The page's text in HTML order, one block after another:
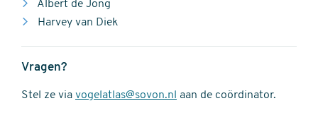
Albert de Jong
Harvey van Diek
Vragen?
Stel ze via vogelatlas@sovon.nl aan de coördinator.